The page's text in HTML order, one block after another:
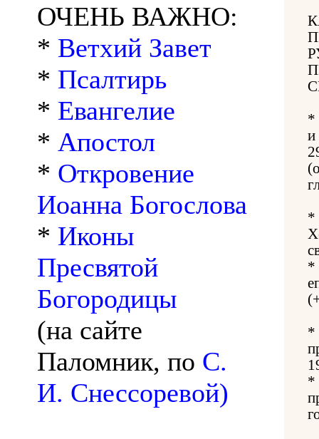
ОЧЕНЬ ВАЖНО:
* Ветхий Завет
* Псалтирь
* Евангелие
* Апостол
* Откровение
Иоанна Богослова
* Иконы
Пресвятой
Богородицы
(на сайте
Паломник, по С.
И. Снессоревой)
*
и
*
*
*
*